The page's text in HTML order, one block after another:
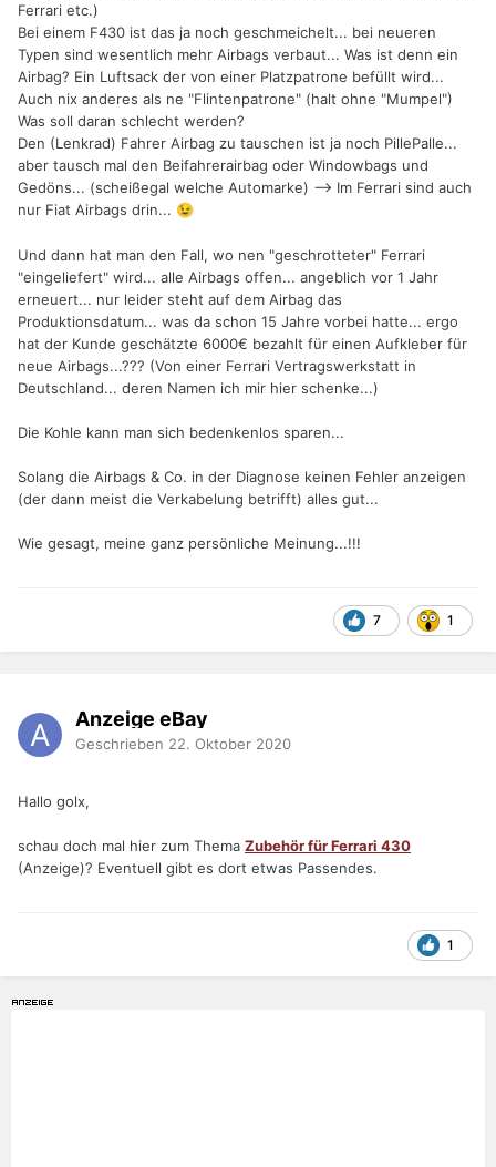
Ferrari etc.)
Bei einem F430 ist das ja noch geschmeichelt... bei neueren
Typen sind wesentlich mehr Airbags verbaut... Was ist denn ein
Airbag? Ein Luftsack der von einer Platzpatrone befüllt wird...
Auch nix anderes als ne "Flintenpatrone" (halt ohne "Mumpel")
Was soll daran schlecht werden?
Den (Lenkrad) Fahrer Airbag zu tauschen ist ja noch PillePalle...
aber tausch mal den Beifahrerairbag oder Windowbags und
Gedöns... (scheißegal welche Automarke) --> Im Ferrari sind auch
nur Fiat Airbags drin... 😉
Und dann hat man den Fall, wo nen "geschrotteter" Ferrari
"eingeliefert" wird... alle Airbags offen... angeblich vor 1 Jahr
erneuert... nur leider steht auf dem Airbag das
Produktionsdatum... was da schon 15 Jahre vorbei hatte... ergo
hat der Kunde geschätzte 6000€ bezahlt für einen Aufkleber für
neue Airbags...??? (Von einer Ferrari Vertragswerkstatt in
Deutschland... deren Namen ich mir hier schenke...)
Die Kohle kann man sich bedenkenlos sparen...
Solang die Airbags & Co. in der Diagnose keinen Fehler anzeigen
(der dann meist die Verkabelung betrifft) alles gut...
Wie gesagt, meine ganz persönliche Meinung...!!!
7 1
Anzeige eBay
Geschrieben 22. Oktober 2020
Hallo golx,
schau doch mal hier zum Thema Zubehör für Ferrari 430
(Anzeige)? Eventuell gibt es dort etwas Passendes.
1